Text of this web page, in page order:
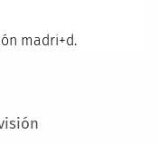
madri+d.